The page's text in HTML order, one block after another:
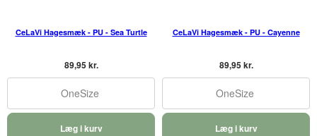
CeLaVi Hagesmæk - PU - Sea Turtle
89,95 kr.
OneSize
Læg i kurv
CeLaVi Hagesmæk - PU - Cayenne
89,95 kr.
OneSize
Læg i kurv